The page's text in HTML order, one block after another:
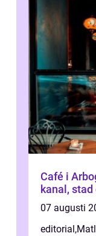
Café i
kanal,
07 augusti
editorial ,